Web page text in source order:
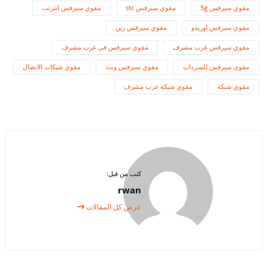
مقوي سيرفس 5g مقوي سيرفس stc مقوي سيرفس انترنت
مقوي سيرفس اوريدو مقوي سيرفس زين
مقوي سيرفس غرب مشرف مقوي سيرفس في غرب مشرف
مقوي سيرفس للسرداب مقوي سيرفس ونت مقوي شبكات الاتصال
مقوي شبكة مقوي شبكة غرب مشرف
كتب من قبل:
rwan
عرض كل المقالات